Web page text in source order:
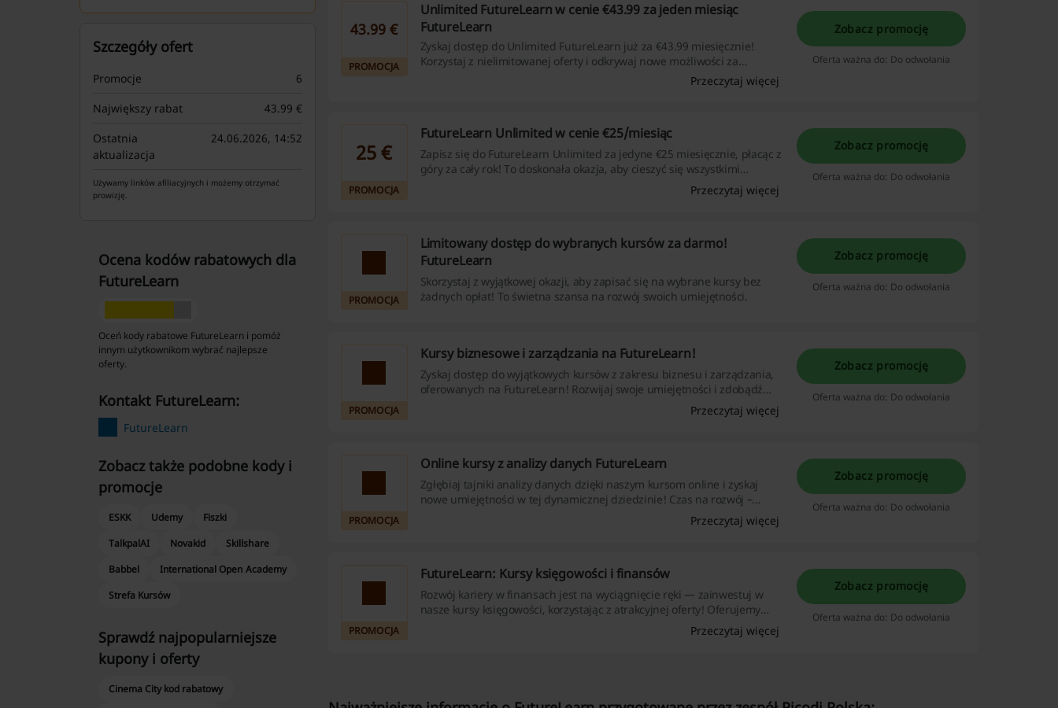
43.99 €
PROMOCJA
Unlimited FutureLearn w cenie €43.99 za jeden miesiąc
FutureLearn
Zyskaj dostęp do Unlimited FutureLearn już za €43.99 miesięcznie!
Korzystaj z nielimitowanej oferty i odkrywaj nowe możliwości za
Przeczytaj więcej
Zobacz promocję
Oferta ważna do: Do odwołania
25 €
PROMOCJA
FutureLearn Unlimited w cenie €25/miesiąc
Zapisz się do FutureLearn Unlimited za jedyne €25 miesięcznie, płacąc z
góry za cały rok! To doskonała okazja, aby cieszyć się wszystkimi
Przeczytaj więcej
Zobacz promocję
Oferta ważna do: Do odwołania
PROMOCJA
Limitowany dostęp do wybranych kursów za darmo!
FutureLearn
Skorzystaj z wyjątkowej okazji, aby zapisać się na wybrane kursy bez
żadnych opłat! To świetna szansa na rozwój swoich umiejętności.
Zobacz promocję
Oferta ważna do: Do odwołania
PROMOCJA
Kursy biznesowe i zarządzania na FutureLearn!
Zyskaj dostęp do wyjątkowych kursów z zakresu biznesu i zarządzania,
oferowanych na FutureLearn! Rozwijaj swoje umiejętności i zdobądź
Przeczytaj więcej
Zobacz promocję
Oferta ważna do: Do odwołania
PROMOCJA
Online kursy z analizy danych FutureLearn
Zgłębiaj tajniki analizy danych dzięki naszym kursom online i zyskaj
nowe umiejętności w tej dynamicznej dziedzinie! Czas na rozwój –
Przeczytaj więcej
Zobacz promocję
Oferta ważna do: Do odwołania
PROMOCJA
FutureLearn: Kursy księgowości i finansów
Rozwój kariery w finansach jest na wyciągnięcie ręki — zainwestuj w
nasze kursy księgowości, korzystając z atrakcyjnej oferty! Oferujemy
wyjątkowe programy edukacyjne, które pomogą Ci zdobyć cenną wiedzę
Przeczytaj więcej
Zobacz promocję
Oferta ważna do: Do odwołania
Szczegóły ofert
Promocje
6
Największy rabat
43.99 €
Ostatnia
aktualizacja
24.06.2026, 14:52
Używamy linków afiliacyjnych i możemy otrzymać
prowizję.
Ocena kodów rabatowych dla
FutureLearn
Oceń kody rabatowe FutureLearn i pomóż
innym użytkownikom wybrać najlepsze
oferty.
kontakt FutureLearn:
FutureLearn
Zobacz także podobne kody i
promocje
ESKK Udemy
Fiszki
TalkpalAI
Novakid
Skillshare
Babbel
International Open Academy
Strefa Kursów
Sprawdź najpopularniejsze
kupony i oferty
Cinema City kod rabatowy